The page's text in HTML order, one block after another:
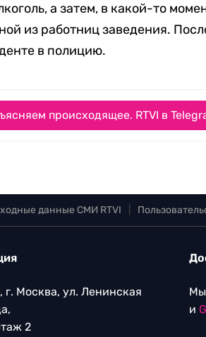
а затем, в какой-то
из работниц заведения.
в полицию.
происходящее. RTVI в
данные СМИ RTVI
г. Москва, ул. Ленинская
2
и